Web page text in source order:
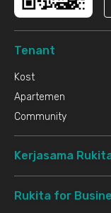
Tenant
Kost
Apartemen
Community
Kerjasama
Rukita for